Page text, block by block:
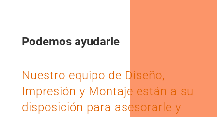
Podemos ayudarle
Nuestro equipo de Diseño,
Impresión y Montaje están a su
disposición para asesorarle y